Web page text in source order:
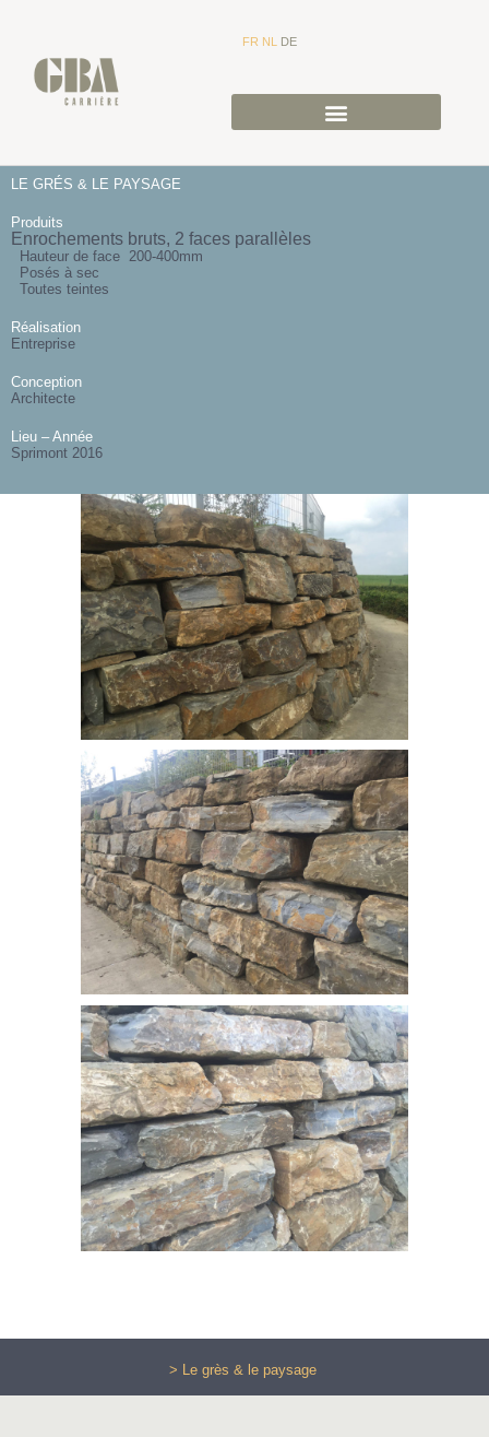
FR NL DE
LE GRÉS & LE PAYSAGE
Produits
Enrochements bruts, 2 faces parallèles
Hauteur de face 200-400mm
Posés à sec
Toutes teintes
Réalisation
Entreprise
Conception
Architecte
Lieu – Année
Sprimont 2016
> Le grès & le paysage